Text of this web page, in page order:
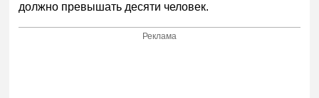
должно превышать десяти человек.
Реклама